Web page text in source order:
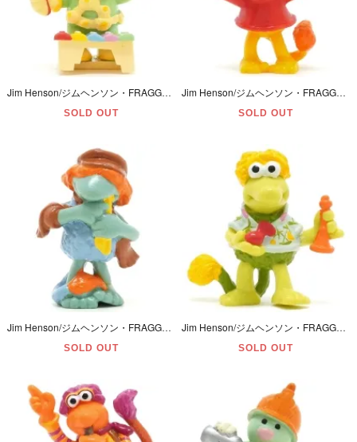
Jim Henson/ジムヘンソン・FRAGGLE ROCK/フラグルロック・APPLAUSE/アプローズ・PVCフィギュア 「Playing Musical・DOOZERS/ドーザー」 1988年
SOLD OUT
Jim Henson/ジムヘンソン・FRAGGLE ROCK/フラグルロック・APPLAUSE/アプローズ・PVC Figure/フィギュア「Playing Musical・RED/レッド」1988年
SOLD OUT
Jim Henson/ジムヘンソン・FRAGGLE ROCK/フラグルロック・APPLAUSE/アプローズ・PVCフィギュア 「Playing Musical・BOOBER/ブーバー」 1988年
SOLD OUT
Jim Henson/ジムヘンソン・FRAGGLE ROCK/フラグルロック・APPLAUSE/アプローズ・PVCフィギュア 「Playing Musical・WEMBLEY/ウェンブリー」1988年
SOLD OUT